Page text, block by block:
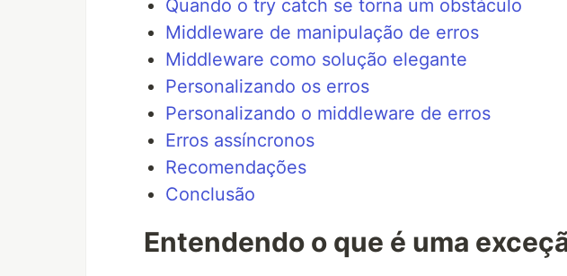
Quando o try catch se torna um obstáculo
Middleware de manipulação de erros
Middleware como solução elegante
Personalizando os erros
Personalizando o middleware de erros
Erros assíncronos
Recomendações
Conclusão
Entendendo o que é uma